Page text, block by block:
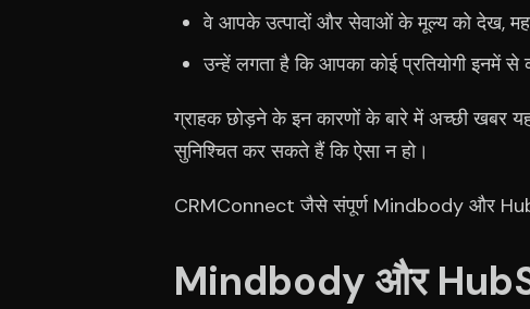
वे आपके उत्पादों और सेवाओं के मूल्य को देख,
उन्हें लगता है कि आपका कोई प्रतियोगी इनमें
ग्राहक छोड़ने के इन कारणों के बारे में अच्छी खबर
सुनिश्चित कर सकते हैं कि ऐसा न हो।
CRMConnect जैसे संपूर्ण Mindbody और
Mindbody और